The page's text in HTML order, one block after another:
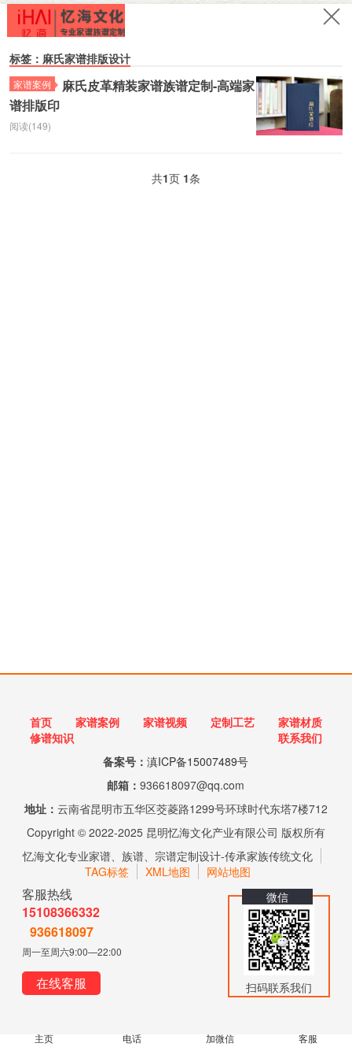
标签：麻氏家谱排版设计
家谱案例
麻氏皮革精装家谱族谱定制-高端家
谱排版印
阅读(149)
共1页 1条
首页 家谱案例 家谱视频 定制工艺
家谱材质
修谱知识
联系我们
备案号：滇ICP备15007489号
邮箱：936618097@qq.com
地址： 云南省昆明市五华区茭菱路1299号环球时代东塔7楼712
Copyright © 2022-2025 昆明忆海文化产业有限公司 版权所有
忆海文化专业家谱、族谱、宗谱定制设计-传承家族传统文化
TAG标签
XML地图 网站地图
客服热线
15108366332
936618097
周一至周六9:00—22:00
在线客服
微信
扫码联系我们
主页 电话 加微信 客服